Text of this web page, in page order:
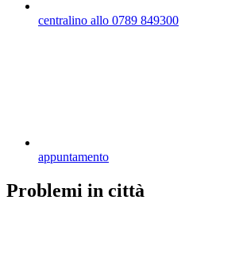
centralino allo 0789 849300
appuntamento
Problemi in città